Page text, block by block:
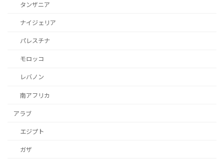
タンザニア
ナイジェリア
パレスチナ
モロッコ
レバノン
南アフリカ
アラブ
エジプト
ガザ